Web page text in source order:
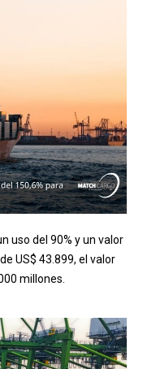
uso del 90% y un valor
US$ 43.899, el valor
millones.